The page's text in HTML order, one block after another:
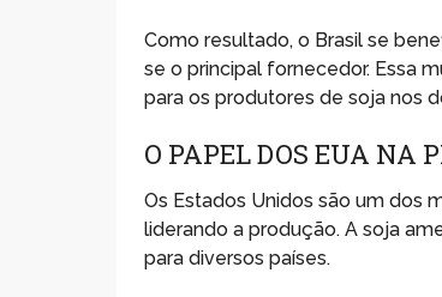
Como resultado, o Brasil se
se o principal fornecedor. Essa
para os produtores de soja nos
O PAPEL DOS EUA NA
Os Estados Unidos são um dos
liderando a produção. A soja
para diversos países.